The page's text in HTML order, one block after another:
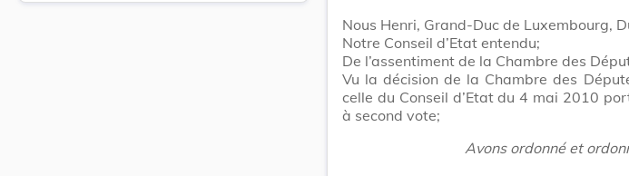
Nous Henri, Grand-Duc de Luxembourg,
Notre Conseil d’Etat entendu;
De l’assentiment de la Chambre des
Vu la décision de la Chambre des
celle du Conseil d’Etat du 4 mai 2010
à second vote;
Avons ordonné et